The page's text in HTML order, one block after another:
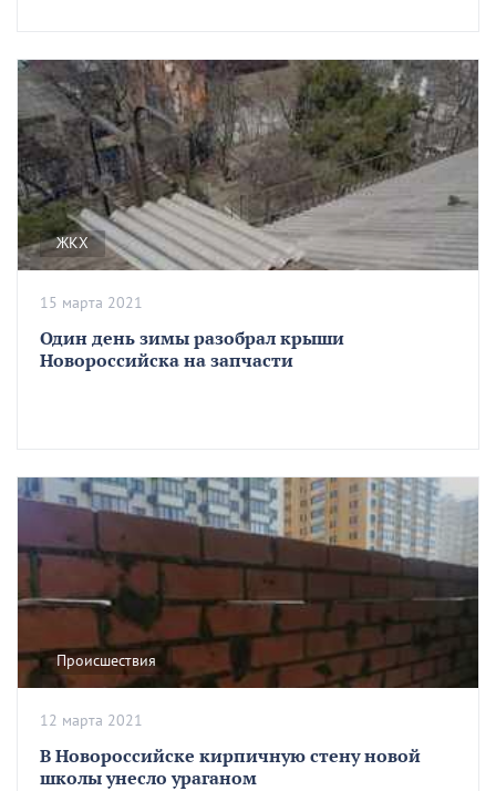
ЖКХ
Один день зимы разобрал крыши
Новороссийска на запчасти
15 марта 2021
Происшествия
В Новороссийске кирпичную стену новой
школы унесло ураганом
12 марта 2021